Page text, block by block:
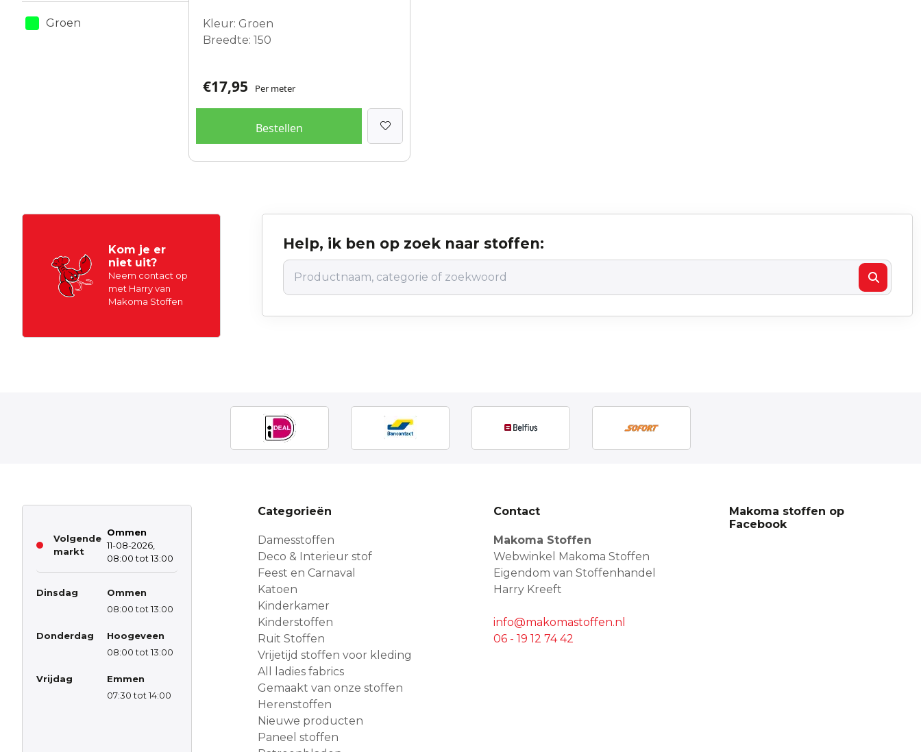
Groen
Kleur: Groen
Breedte: 150
€17,95 Per meter
Bestellen
Kom je er
niet uit?
Neem contact op
met Harry van
Makoma Stoffen
Help, ik ben op zoek naar stoffen:
Volgende
markt
Ommen
11-08-2026,
08:00 tot 13:00
Dinsdag
Ommen
08:00 tot 13:00
Donderdag
Hoogeveen
08:00 tot 13:00
Vrijdag
Emmen
07:30 tot 14:00
Categorieën
Damesstoffen
Deco & Interieur stof
Feest en Carnaval
Katoen
Kinderkamer
Kinderstoffen
Ruit Stoffen
Vrijetijd stoffen voor kleding
All ladies fabrics
Gemaakt van onze stoffen
Herenstoffen
Nieuwe producten
Paneel stoffen
Contact
Makoma Stoffen
Webwinkel Makoma Stoffen
Eigendom van Stoffenhandel
Harry Kreeft
info@makomastoffen.nl
06 - 19 12 74 42
Makoma stoffen op
Facebook